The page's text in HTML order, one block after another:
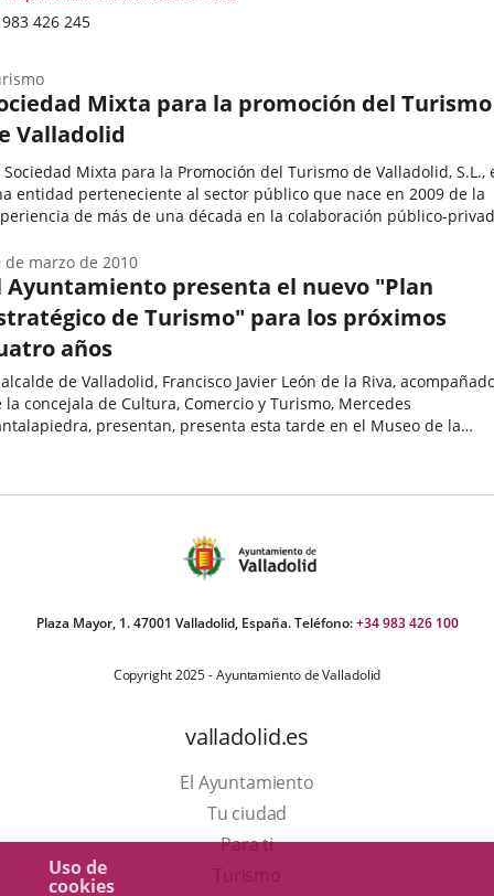
Uso de
cookies
983 426 245
Mixta para la promoción del Turismo
Valladolid
Sociedad Mixta para la Promoción del Turismo de Valladolid, S.L.,
entidad perteneciente al sector público que nace en 2009 de la
de más de una década en la colaboración público-
Ayuntamiento presenta el nuevo "Plan
de Turismo" para los próximos
años
de Valladolid, Francisco Javier León de la Riva,
la concejala de Cultura, Comercio y Turismo, Mercedes
presentan, presenta esta tarde en el Museo de la
de marzo de 2010
Plaza Mayor, 1. 47001 Valladolid, España. Teléfono:+34 983 426 100
Copyright 2025 - Ayuntamiento de Valladolid
valladolid.es
El Ayuntamiento
Tu ciudad
Para ti